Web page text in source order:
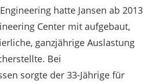
hatte Jansen ab 2013
Center mit aufgebaut,
ganzjährige Auslastung
Bei
sorgte der 33-Jährige für